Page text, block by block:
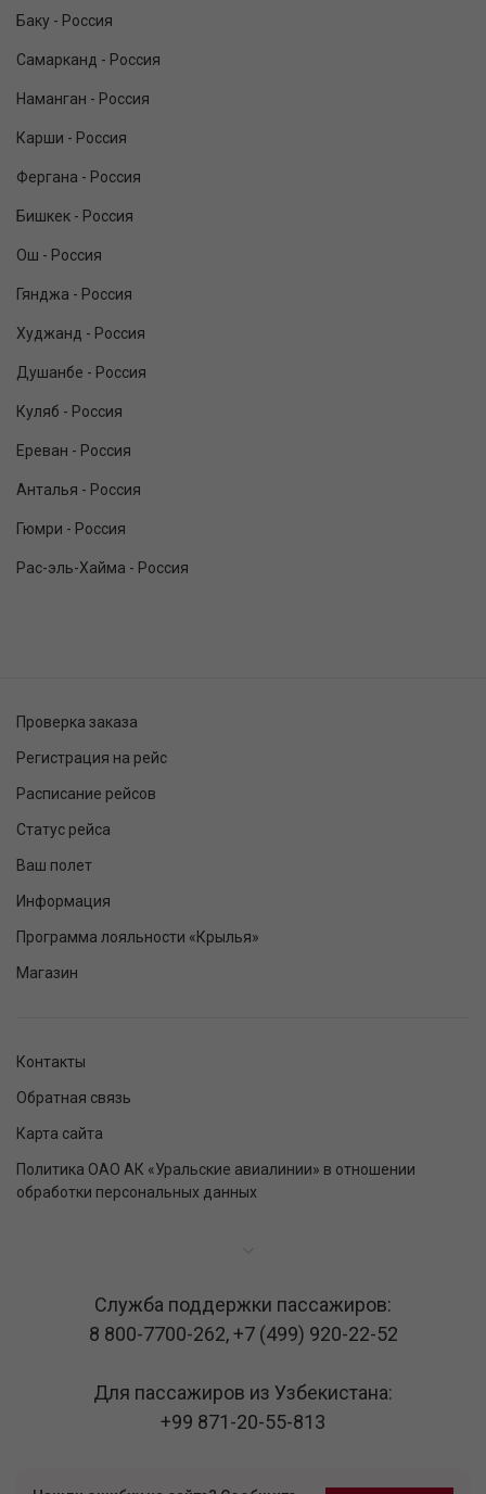
Баку - Россия
Самарканд - Россия
Наманган - Россия
Карши - Россия
Фергана - Россия
Бишкек - Россия
Ош - Россия
Гянджа - Россия
Худжанд - Россия
Душанбе - Россия
Куляб - Россия
Ереван - Россия
Анталья - Россия
Гюмри - Россия
Рас-эль-Хайма - Россия
Проверка заказа
Регистрация на рейс
Расписание рейсов
Статус рейса
Ваш полет
Информация
Программа лояльности «Крылья»
Магазин
Контакты
Обратная связь
Карта сайта
Политика ОАО АК «Уральские авиалинии» в отношении
обработки персональных данных
Служба поддержки пассажиров:
8 800-7700-262,+7 (499) 920-22-52
Для пассажиров из Узбекистана:
+99 871-20-55-813